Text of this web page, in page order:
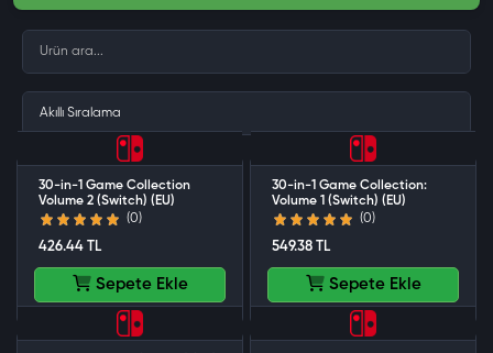
30-in-1 Game Collection
Volume 2 (Switch) (EU)
(0)
426.44 TL
Sepete Ekle
30-in-1 Game Collection:
Volume 1 (Switch) (EU)
(0)
549.38 TL
Sepete Ekle